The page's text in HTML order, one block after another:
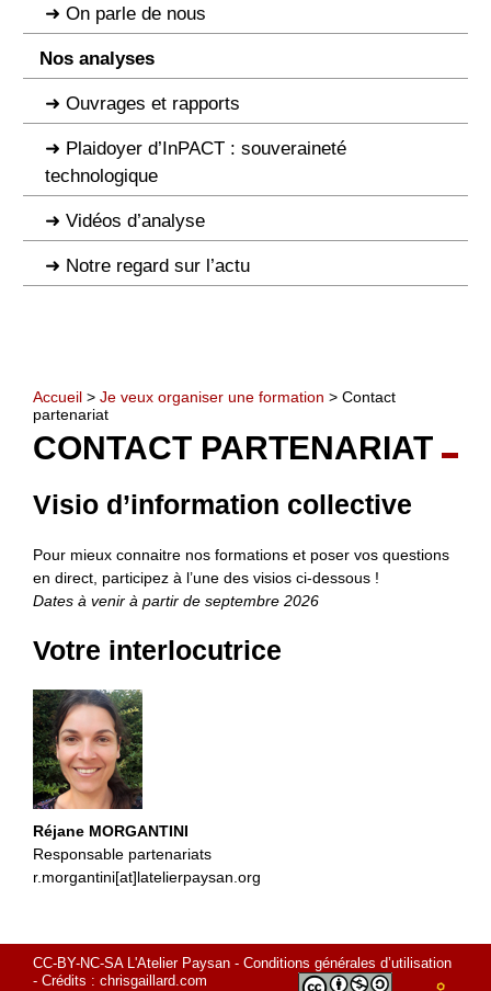
On parle de nous
Nos analyses
Ouvrages et rapports
Plaidoyer d’InPACT : souveraineté
technologique
Vidéos d’analyse
Notre regard sur l’actu
Accueil > Je veux organiser une formation > Contact
partenariat
CONTACT PARTENARIAT
Visio d’information collective
Pour mieux connaitre nos formations et poser vos questions
en direct, participez à l’une des visios ci-dessous !
Dates à venir à partir de septembre 2026
Votre interlocutrice
Réjane MORGANTINI
Responsable partenariats
r.morgantini[at]latelierpaysan.org
CC-BY-NC-SA L'Atelier Paysan - Conditions générales d’utilisation
- Crédits : chrisgaillard.com